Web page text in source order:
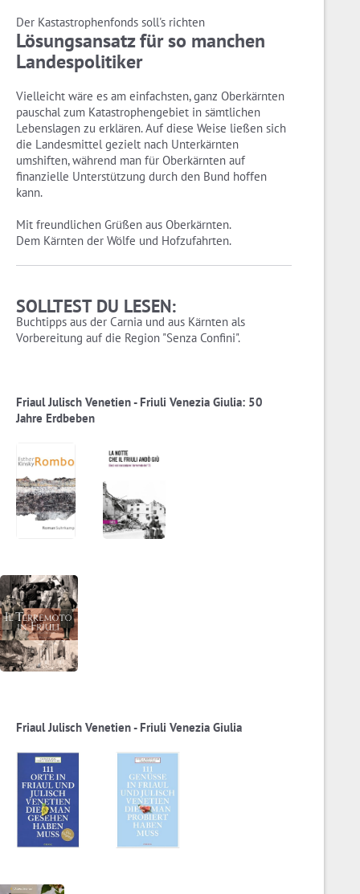
Der Kastastrophenfonds soll's richten
Lösungsansatz für so manchen
Landespolitiker
Vielleicht wäre es am einfachsten, ganz Oberkärnten
pauschal zum Katastrophengebiet in sämtlichen
Lebenslagen zu erklären. Auf diese Weise ließen sich
die Landesmittel gezielt nach Unterkärnten
umshiften, während man für Oberkärnten auf
finanzielle Unterstützung durch den Bund hoffen
kann.
Mit freundlichen Grüßen aus Oberkärnten.
Dem Kärnten der Wölfe und Hofzufahrten.
SOLLTEST DU LESEN:
Buchtipps aus der Carnia und aus Kärnten als
Vorbereitung auf die Region "Senza Confini".
Friaul Julisch Venetien - Friuli Venezia Giulia: 50
Jahre Erdbeben
Friaul Julisch Venetien - Friuli Venezia Giulia